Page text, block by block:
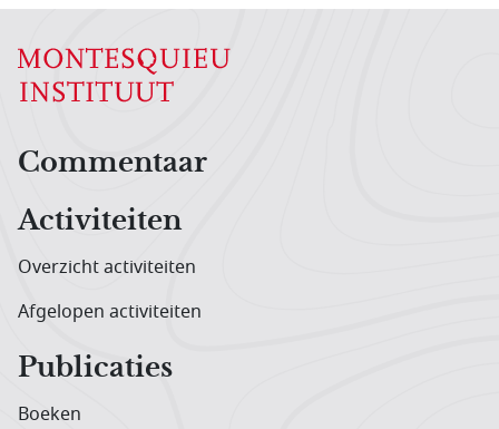
Hoofdnavigatiemenu
Commentaar
Activiteiten
Overzicht activiteiten
Afgelopen activiteiten
Publicaties
Boeken